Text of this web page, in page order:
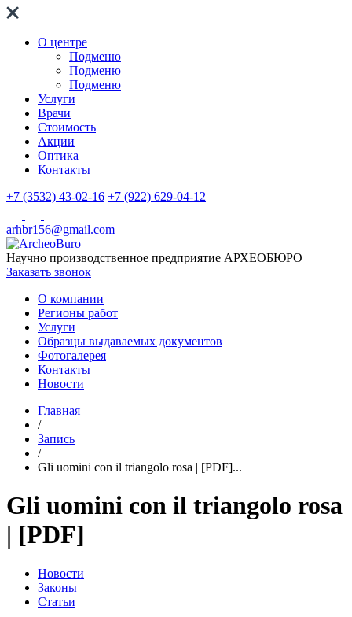
О центре
Подменю
Подменю
Подменю
Услуги
Врачи
Стоимость
Акции
Оптика
Контакты
+7 (3532) 43-02-16 +7 (922) 629-04-12
arhbr156@gmail.com
Научно производственное предприятие АРХЕОБЮРО
Заказать звонок
О компании
Регионы работ
Услуги
Образцы выдаваемых документов
Фотогалерея
Контакты
Новости
Главная
/
Запись
/
Gli uomini con il triangolo rosa | [PDF]...
Gli uomini con il triangolo rosa
| [PDF]
Новости
Законы
Статьи